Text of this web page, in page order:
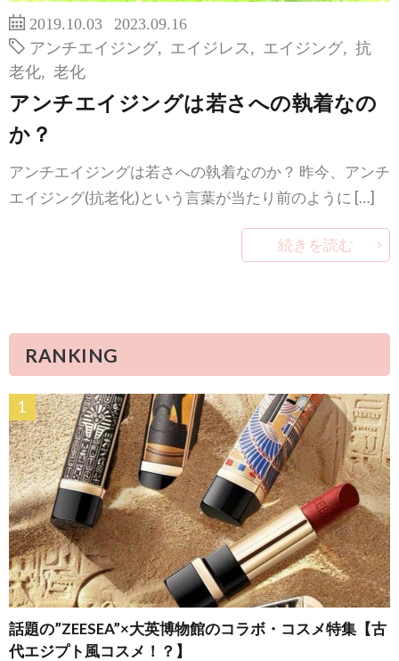
2019.10.03
2023.09.16
アンチエイジング
エイジレス エイジング
抗
老化
老化
アンチエイジングは若さへの執着なの
か？
アンチエイジングは若さへの執着なのか？ 昨今、アンチ
エイジング(抗老化)という言葉が当たり前のように […]
続きを読む
RANKING
話題の”ZEESEA”×大英博物館のコラボ・コスメ特集【古
代エジプト風コスメ！？】